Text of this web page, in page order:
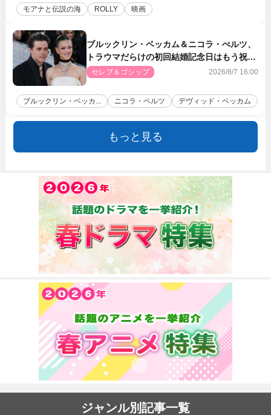
モアナと伝説の海 ROLLY 映画
ブルックリン・ベッカム＆ニコラ・ぺルツ、
トラウマだらけの初回結婚記念日はもう祝わ
ない
セレブ＆ゴシップ 2026/8/7 16:00
ブルックリン・ベッカ... ニコラ・ペルツ デヴィッド・ベッカム
もっと見る
ジャンル別記事一覧